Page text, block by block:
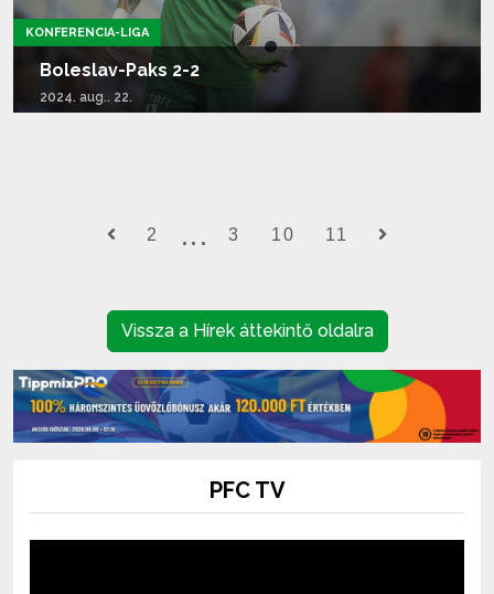
KONFERENCIA-LIGA
Boleslav-Paks 2-2
2024. aug.. 22.
2 3 10 11
Vissza a Hírek áttekintő oldalra
PFC TV